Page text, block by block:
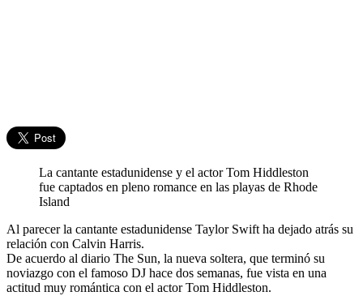
La cantante estadunidense y el actor Tom Hiddleston
fue captados en pleno romance en las playas de Rhode
Island
Al parecer la cantante estadunidense Taylor Swift ha dejado atrás su
relación con Calvin Harris.
De acuerdo al diario The Sun, la nueva soltera, que terminó su
noviazgo con el famoso DJ hace dos semanas, fue vista en una
actitud muy romántica con el actor Tom Hiddleston.